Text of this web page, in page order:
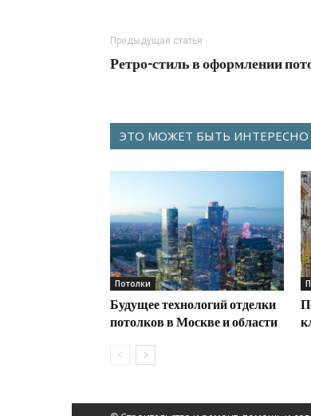
Предыдущая статья
Ретро-стиль в оформлении
ЭТО МОЖЕТ БЫТЬ ИНТЕРЕСНО
Потолки
Будущее технологий отделки
потолков в Москве и области